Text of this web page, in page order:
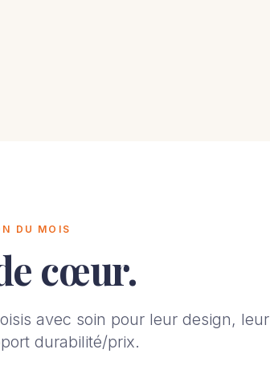
DU MOIS
cœur.
avec soin pour leur design, leur
durabilité/prix.